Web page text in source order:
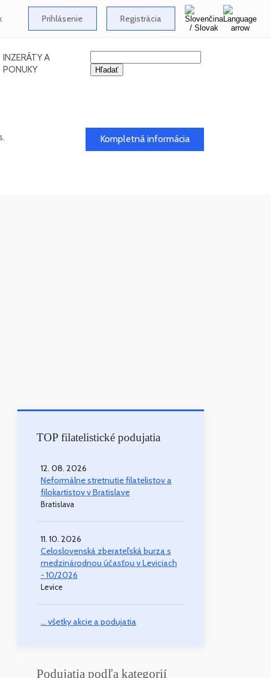
Prihlásenie Registrácia
INZERÁTY A
PONUKY
Kompletná informácia
TOP filatelistické podujatia
12. 08. 2026
Neformálne stretnutie filatelistov a
filokartistov v Bratislave
Bratislava
11. 10. 2026
Celoslovenská zberateľská burza s
medzinárodnou účasťou v Leviciach
- 10/2026
Levice
... všetky akcie a podujatia
Podujatia podľa kategorií